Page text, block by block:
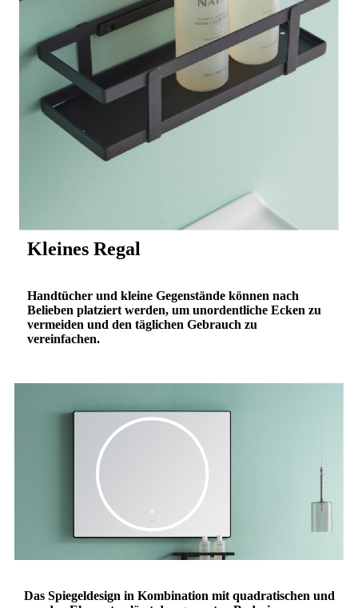
Kleines Regal
Handtücher und kleine Gegenstände können nach
Belieben platziert werden, um unordentliche Ecken zu
vermeiden und den täglichen Gebrauch zu
vereinfachen.
Das Spiegeldesign in Kombination mit quadratischen und